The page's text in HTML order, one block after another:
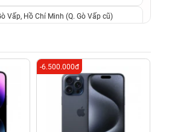
Vấp, Hồ Chí Minh (Q. Gò Vấp cũ)
Phú, Hồ Chí Minh (Quận Tân Phú cũ)
Nhơn Phú, Hồ Chí Minh (Q.9 TP. Thủ
Đức, Hồ Chí Minh (Bình Thọ, TP. Thủ
Dĩ An, Hồ Chí Minh (Bình Dương Cũ)
-6.500.000đ